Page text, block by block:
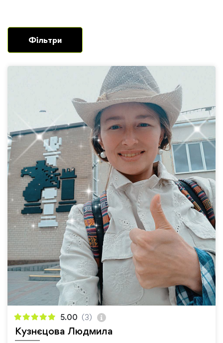
Фільтри
5.00 (3)
Кузнєцова Людмила